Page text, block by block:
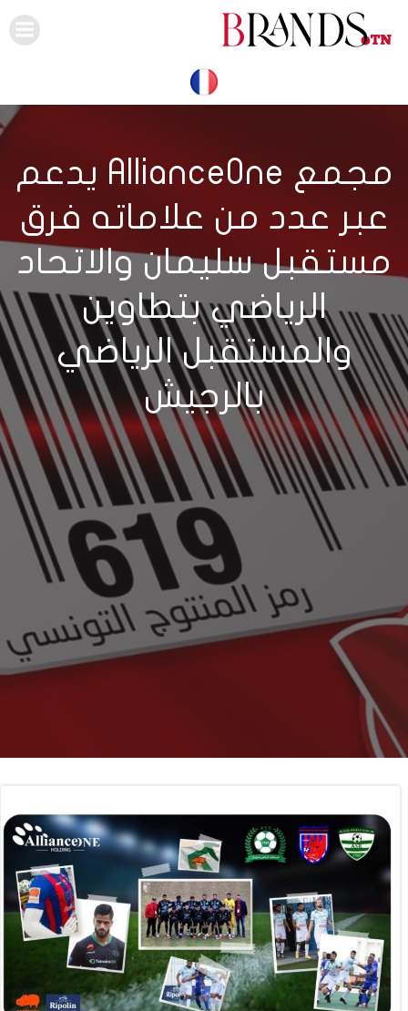
مجمع AllianceOne يدعم
عبر عدد من علاماته فرق
مستقبل سليمان والاتحاد
الرياضي بتطاوين
والمستقبل الرياضي
بالرجيش